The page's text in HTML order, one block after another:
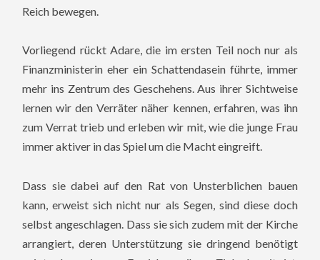
Reich bewegen.
Vorliegend rückt Adare, die im ersten Teil noch nur als
Finanzministerin eher ein Schattendasein führte, immer
mehr ins Zentrum des Geschehens. Aus ihrer Sichtweise
lernen wir den Verräter näher kennen, erfahren, was ihn
zum Verrat trieb und erleben wir mit, wie die junge Frau
immer aktiver in das Spiel um die Macht eingreift.
Dass sie dabei auf den Rat von Unsterblichen bauen
kann, erweist sich nicht nur als Segen, sind diese doch
selbst angeschlagen. Dass sie sich zudem mit der Kirche
arrangiert, deren Unterstützung sie dringend benötigt